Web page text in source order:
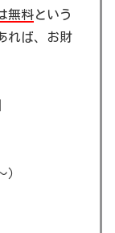
無料という
れば、お財
）